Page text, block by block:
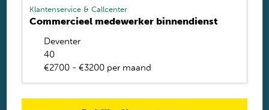
Klantenservice & Callcenter
Commercieel medewerker binnendienst
Deventer
40
€2700 - €3200 per maand
Twijfel je of je geschikt bent? Laat dan toch je gegevens
achter. Met ruim 1.200 vacatures vinden wij voor jou de